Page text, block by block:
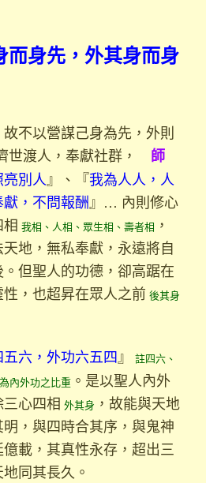
而身先，外其身而身
不以營謀己身為先，外則
世渡人，奉獻社群， 師
別人 』、『我為人人，人
，不問報酬』… 內則修心
我相、人相、眾生相、壽者相 ，
地，無私奉獻，永遠將自
但聖人的功德，卻高踞在
，也超昇在眾人之前 後其身
五六，外功六五四』
註四六、
內外功之比重 。是以聖人內外
心四相 外其身 ，故能與天地
，與四時合其序，與鬼神
載，其真性永存，超出三
同其長久。